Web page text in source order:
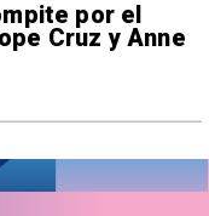
por el
Cruz y Anne